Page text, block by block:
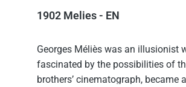
1902 Melies - EN
Georges Méliès was an illusionist
fascinated by the possibilities of
brothers’ cinematograph, became